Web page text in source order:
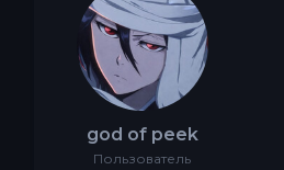
god of peek
Пользователь